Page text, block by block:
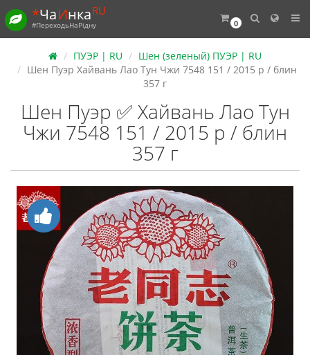
0
*ЧаИнкаRU
#ПереходьНаРідну
ПУЭР | RU
Шен (зеленый) ПУЭР | RU
Шен Пуэр Хайвань Лао Тун Чжи 7548 151 / 2015 р / блин
357 г
Шен Пуэр ✅ Хайвань Лао Тун
Чжи 7548 151 / 2015 р / блин
357 г